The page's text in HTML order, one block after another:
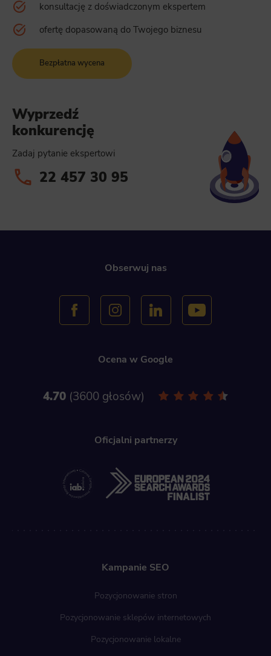
konsultację z doświadczonym ekspertem
ofertę dopasowaną do Twojego biznesu
Bezpłatna wycena
Wyprzedź
konkurencję
Zadaj pytanie ekspertowi
22 457 30 95
Obserwuj nas
Ocena w Google
4.70 3600 głosów
Oficjalni partnerzy
Kampanie SEO
Pozycjonowanie stron
Pozycjonowanie sklepów internetowych
Pozycjonowanie lokalne